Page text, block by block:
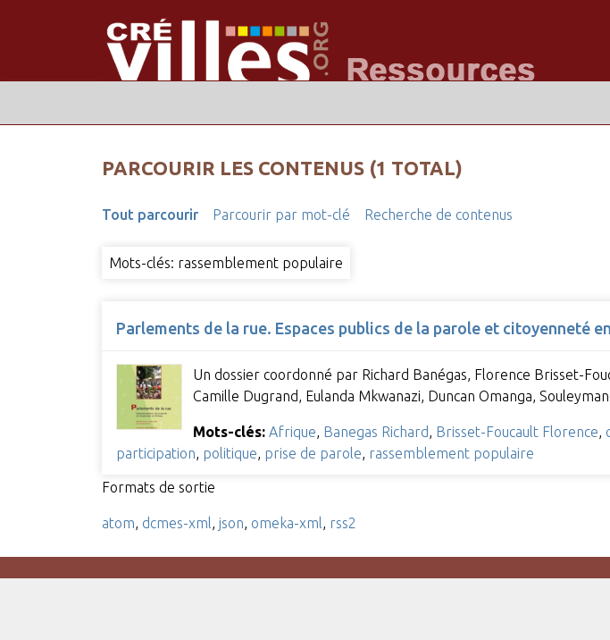
PARCOURIR LES CONTENUS (1 TOTAL)
Tout parcourir Parcourir par mot-clé Recherche de contenus
Mots-clés: rassemblement populaire
Parlements de la rue. Espaces publics de la parole et citoyenneté
Un dossier coordonné par Richard Banégas, Florence Brisset-
Camille Dugrand, Eulanda Mkwanazi, Duncan Omanga,
Mots-clés: Afrique Banegas Richard Brisset-Foucault Florence
participation politique prise de parole rassemblement populaire
Formats de sortie
atom dcmes-xml json omeka-xml rss2